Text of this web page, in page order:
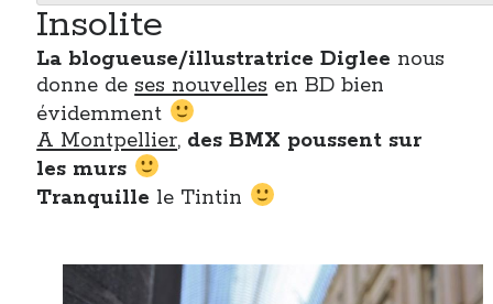
Insolite
La blogueuse/illustratrice Diglee nous
donne de ses nouvelles en BD bien
évidemment
A Montpellier, des BMX poussent sur
les murs
Tranquille le Tintin